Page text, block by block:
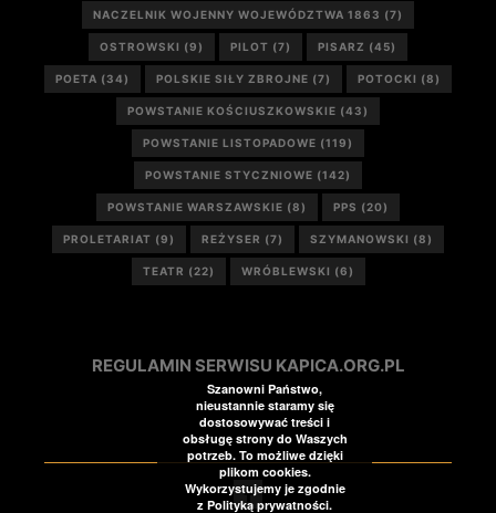
NACZELNIK WOJENNY WOJEWÓDZTWA 1863 (7)
OSTROWSKI (9) PILOT (7) PISARZ (45)
POETA (34) POLSKIE SIŁY ZBROJNE (7) POTOCKI (8)
POWSTANIE KOŚCIUSZKOWSKIE (43)
POWSTANIE LISTOPADOWE (119)
POWSTANIE STYCZNIOWE (142)
POWSTANIE WARSZAWSKIE (8) PPS (20)
PROLETARIAT (9) REŻYSER (7) SZYMANOWSKI (8)
TEATR (22) WRÓBLEWSKI (6)
REGULAMIN SERWISU KAPICA.ORG.PL
Szanowni Państwo,
nieustannie staramy się
dostosowywać treści i
obsługę strony do Waszych
potrzeb. To możliwe dzięki
plikom cookies.
Wykorzystujemy je zgodnie
z Polityką prywatności.